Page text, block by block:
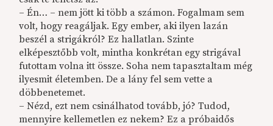
– Én… – nem jött ki több a számon. Fogalmam sem
volt, hogy reagáljak. Egy ember, aki ilyen lazán
beszél a strigákról? Ez hallatlan. Szinte
elképesztőbb volt, mintha konkrétan egy strigával
futottam volna itt össze. Soha nem tapasztaltam még
ilyesmit életemben. De a lány fel sem vette a
döbbenetemet.
– Nézd, ezt nem csinálhatod tovább, jó? Tudod,
mennyire kellemetlen ez nekem? Ez a próbaidős